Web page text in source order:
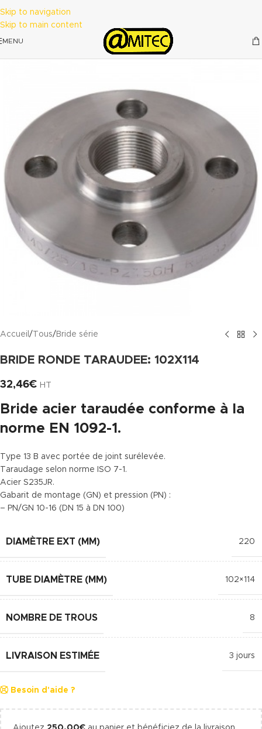
Skip to navigation
Skip to main content
MENU
Accueil / Tous/ Bride série
BRIDE RONDE TARAUDEE: 102X114
32,46€ HT
Bride acier taraudée conforme à la
norme EN 1092-1.
Type 13 B avec portée de joint surélevée.
Taraudage selon norme ISO 7-1.
Acier S235JR.
Gabarit de montage (GN) et pression (PN) :
– PN/GN 10-16 (DN 15 à DN 100)
DIAMÈTRE EXT (MM) 220
TUBE DIAMÈTRE (MM) 102×114
NOMBRE DE TROUS 8
LIVRAISON ESTIMÉE 3 jours
Besoin d'aide ?